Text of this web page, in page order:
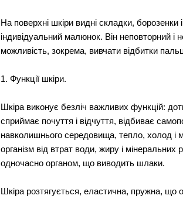
На поверхні шкіри видні складки,
індивідуальний малюнок. Він неповторний і
можливість, зокрема, вивчати відбитки
1. Функції шкіри.
Шкіра виконує безліч важливих функцій:
сприймає почуття і відчуття, відбиває
навколишнього середовища, тепло, холод і
організм від втрат води, жиру і мінеральних
одночасно органом, що виводить шлаки.
Шкіра розтягується, еластична, пружна, що